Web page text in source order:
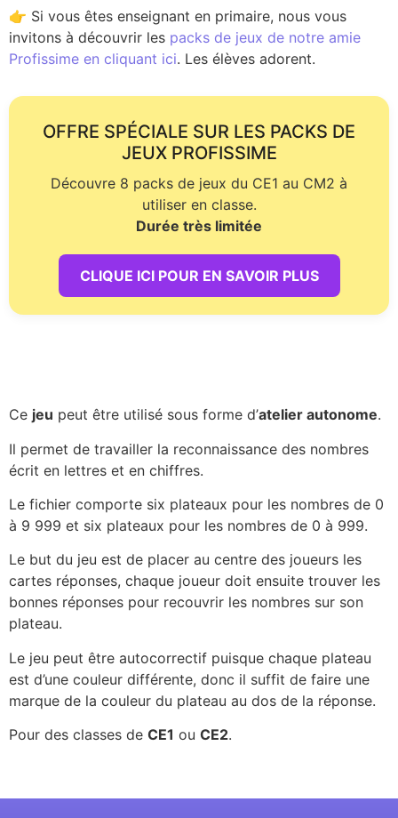
👉 Si vous êtes enseignant en primaire, nous vous
invitons à découvrir les packs de jeux de notre amie
Profissime en cliquant ici. Les élèves adorent.
OFFRE SPÉCIALE SUR LES PACKS DE
JEUX PROFISSIME
Découvre 8 packs de jeux du CE1 au CM2 à
utiliser en classe.
Durée très limitée
CLIQUE ICI POUR EN SAVOIR PLUS
Ce jeu peut être utilisé sous forme d’atelier autonome.
Il permet de travailler la reconnaissance des nombres
écrit en lettres et en chiffres.
Le fichier comporte six plateaux pour les nombres de 0
à 9 999 et six plateaux pour les nombres de 0 à 999.
Le but du jeu est de placer au centre des joueurs les
cartes réponses, chaque joueur doit ensuite trouver les
bonnes réponses pour recouvrir les nombres sur son
plateau.
Le jeu peut être autocorrectif puisque chaque plateau
est d’une couleur différente, donc il suffit de faire une
marque de la couleur du plateau au dos de la réponse.
Pour des classes de CE1 ou CE2.